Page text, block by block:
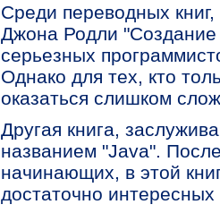
Среди переводных
Джона Родли "Создание
серьезных
Однако для тех, кто
оказаться слишком
Другая книга,
названием "Java".
начинающих, в этой
достаточно